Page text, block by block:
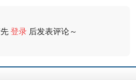
登录 后发表评论～